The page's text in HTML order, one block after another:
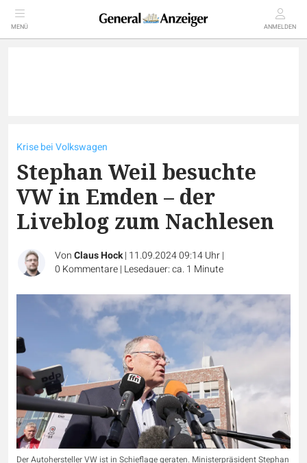
MENÜ ANMELDEN
Krise bei Volkswagen
Stephan Weil besuchte
VW in Emden – der
Liveblog zum Nachlesen
VonClaus Hock| 11.09.2024 09:14 Uhr|
0 Kommentare| Lesedauer: ca. 1 Minute
Der Autohersteller VW ist in Schieflage geraten. Ministerpräsident Stephan